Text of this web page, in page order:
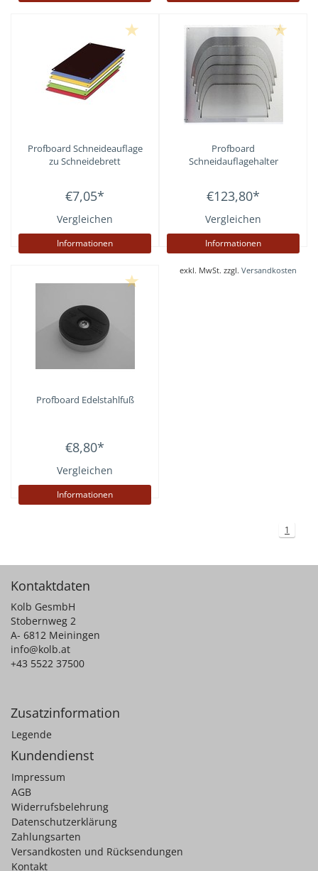
Profboard Schneideauflage
zu Schneidebrett
€7,05*
Vergleichen
Informationen
Profboard
Schneidauflagehalter
€123,80*
Vergleichen
Informationen
Profboard Edelstahlfuß
€8,80*
Vergleichen
Informationen
exkl. MwSt. zzgl. Versandkosten
1
Kontaktdaten
Kolb GesmbH
Stobernweg 2
A- 6812 Meiningen
info@kolb.at
+43 5522 37500
Zusatzinformation
Legende
Kundendienst
Impressum
AGB
Widerrufsbelehrung
Datenschutzerklärung
Zahlungsarten
Versandkosten und Rücksendungen
Kontakt